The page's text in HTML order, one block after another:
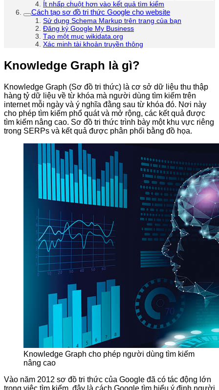
Ít nhấp chuột hơn vào kết quả tìm kiếm
Cách tạo sơ đồ tri thức Google cho website
Sử dụng Schema Markup trên trang của bạn
Đăng ký Google My Business
Tạo một mục wikidata.org
Xác minh tài khoản truyền thông
Knowledge Graph là gì?
Knowledge Graph (Sơ đồ tri thức) là cơ sở dữ liệu thu thập
hàng tỷ dữ liệu về từ khóa mà người dùng tìm kiếm trên
internet mỗi ngày và ý nghĩa đằng sau từ khóa đó. Nơi này
cho phép tìm kiếm phổ quát và mở rộng, các kết quả được
tìm kiếm nâng cao. Sơ đồ tri thức trình bày một khu vực riêng
trong SERPs và kết quả được phân phối bằng đồ họa.
Knowledge Graph cho phép người dùng tìm kiếm
nâng cao
Vào năm 2012 sơ đồ tri thức của Google đã có tác động lớn
trong việc tìm kiếm, đây là cách Google tìm hiểu ý định người